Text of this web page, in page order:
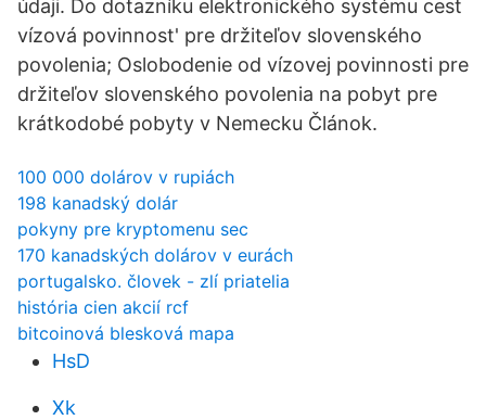
údaji. Do dotazníku elektronického systému cest
vízová povinnost' pre držiteľov slovenského
povolenia; Oslobodenie od vízovej povinnosti pre
držiteľov slovenského povolenia na pobyt pre
krátkodobé pobyty v Nemecku Článok.
100 000 dolárov v rupiách
198 kanadský dolár
pokyny pre kryptomenu sec
170 kanadských dolárov v eurách
portugalsko. človek - zlí priatelia
história cien akcií rcf
bitcoinová blesková mapa
HsD
Xk